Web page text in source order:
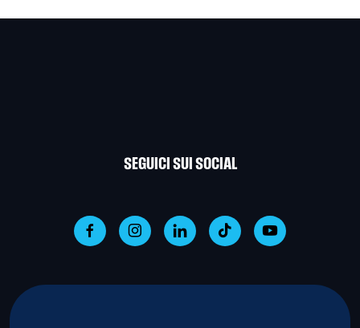
SEGUICI SUI SOCIAL